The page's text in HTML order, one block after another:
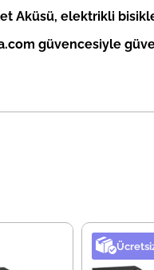
Aküsü, elektrikli
güvencesiyle